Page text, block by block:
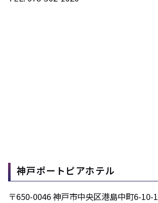
神戸ポートピアホテル
〒650-0046 神戸市中央区港島中町6-10-1